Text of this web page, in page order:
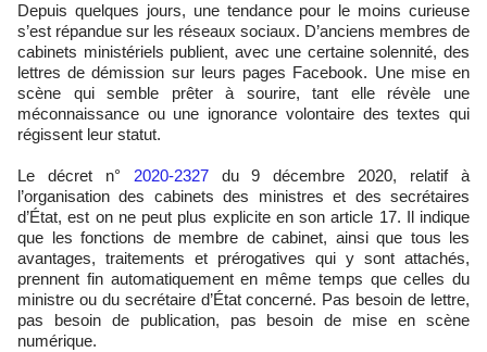
Depuis quelques jours, une tendance pour le moins curieuse
s’est répandue sur les réseaux sociaux. D’anciens membres de
cabinets ministériels publient, avec une certaine solennité, des
lettres de démission sur leurs pages Facebook. Une mise en
scène qui semble prêter à sourire, tant elle révèle une
méconnaissance ou une ignorance volontaire des textes qui
régissent leur statut.
Le décret n° 2020-2327du 9 décembre 2020, relatif à
l’organisation des cabinets des ministres et des secrétaires
d’État, est on ne peut plus explicite en son article 17. Il indique
que les fonctions de membre de cabinet, ainsi que tous les
avantages, traitements et prérogatives qui y sont attachés,
prennent fin automatiquement en même temps que celles du
ministre ou du secrétaire d’État concerné. Pas besoin de lettre,
pas besoin de publication, pas besoin de mise en scène
numérique.